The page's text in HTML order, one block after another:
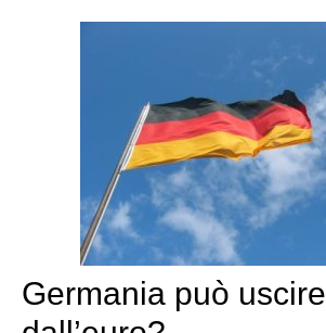
Germania può uscire